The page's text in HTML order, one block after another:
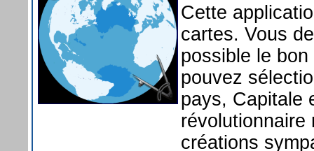
Cette
cartes. Vous
possible le
pouvez
pays, Capitale
révolutionnaire
créations